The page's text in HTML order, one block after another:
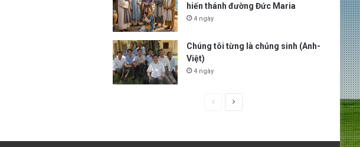
hiến thánh đường Đức Maria
4 ngày
Chúng tôi từng là chủng sinh (Anh-
Việt)
4 ngày